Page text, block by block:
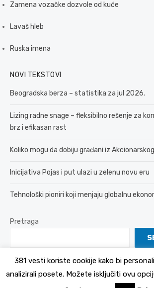
Zamena vozačke dozvole od kuće
Lavaš hleb
Ruska imena
NOVI TEKSTOVI
Beogradska berza – statistika za jul 2026.
Lizing radne snage – fleksibilno rešenje za
brz i efikasan rast
Koliko mogu da dobiju građani iz
Inicijativa Pojas i put ulazi u zelenu novu eru
Tehnološki pioniri koji menjaju globalnu
Pretraga
Politika
381 vesti koriste cookije kako bi
analizirali posete. Možete isključiti ovu